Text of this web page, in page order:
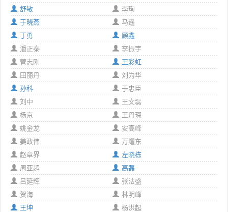
舒敏
李珣
于晓燕
马遥
丁勇
顾鑫
潘正泰
李振宇
菅志刚
王彩虹
田丽丹
刘为华
孙科
于忠臣
刘中
王文磊
杨京
王丹琛
姚金龙
安高峰
姜政伟
万耀东
赵章界
左晓栋
周亚超
高磊
吕延辉
张法盛
贺海
林明峰
王坤
杨洪起